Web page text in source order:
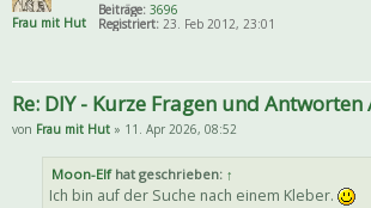
Frau mit Hut
Beiträge: 3696
Registriert: 23. Feb 2012, 23:01
Re: DIY - Kurze Fragen und
von Frau mit Hut » 11. Apr 2026, 08:52
Moon-Elfhat geschrieben: ↑
Ich bin auf der Suche nach einem Kleber.